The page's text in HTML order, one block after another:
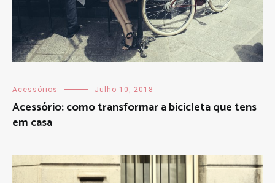
Acessórios Julho 10, 2018
Acessório: como transformar a bicicleta que tens
em casa